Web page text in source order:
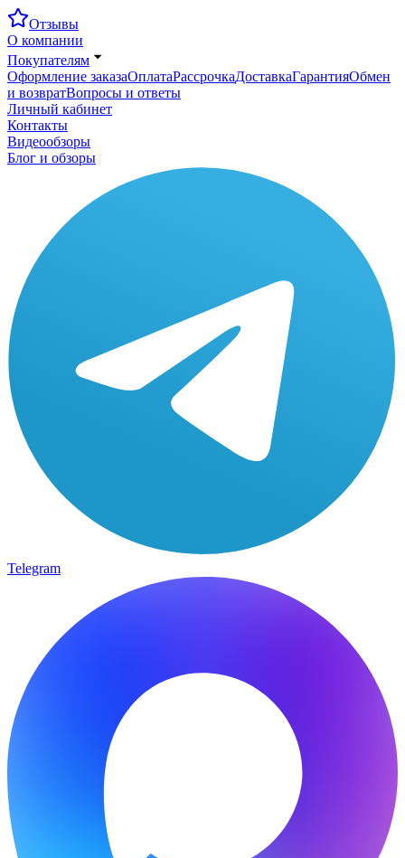
Отзывы
О компании
Покупателям
Оформление заказаОплатаРассрочкаДоставкаГарантияОбмен
и возвратВопросы и ответы
Личный кабинет
Контакты
Видеообзоры
Блог и обзоры
Telegram